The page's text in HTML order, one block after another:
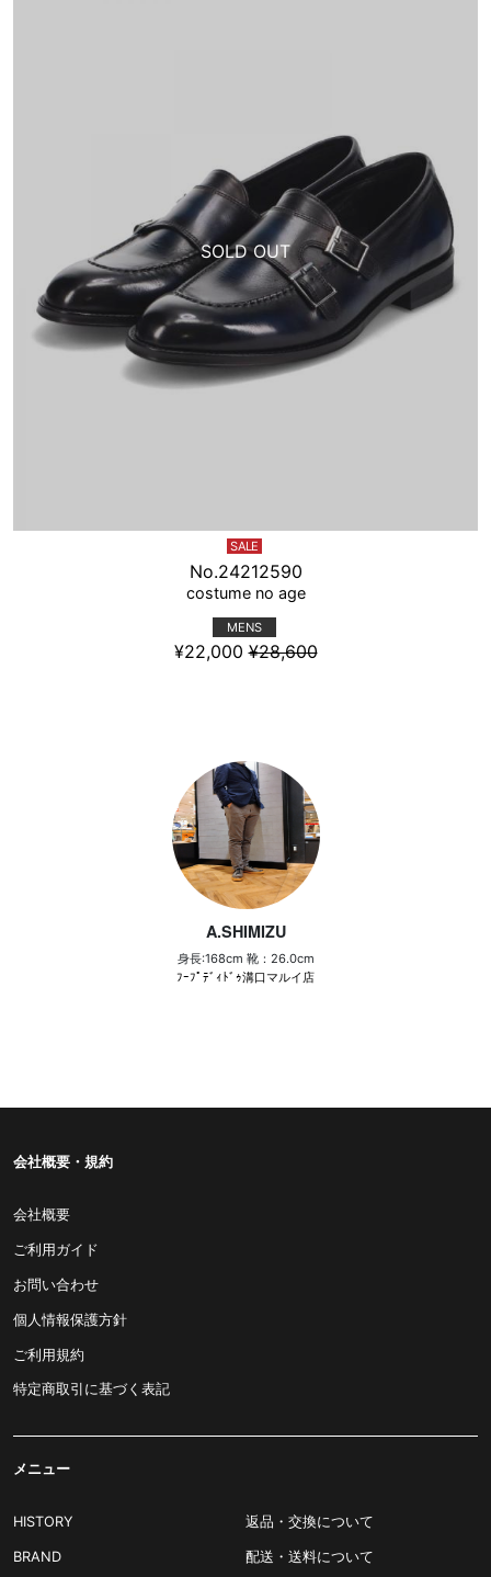
A.SHIMIZU
身長:168cm 靴：26.0cm
ﾌｰﾌﾟﾃﾞｨﾄﾞｩ溝口マルイ店
SALE
No.24212590
costume no age
MENS
¥22,000 ¥28,600
会社概要・規約
会社概要
ご利用ガイド
お問い合わせ
個人情報保護方針
ご利用規約
特定商取引に基づく表記
メニュー
HISTORY
BRAND
返品・交換について
配送・送料について